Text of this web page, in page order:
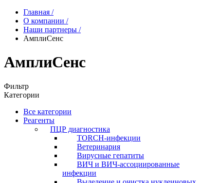
Главная /
О компании /
Наши партнеры /
АмплиСенс
АмплиСенс
Фильтр
Категории
Все категории
Реагенты
ПЦР диагностика
TORCH-инфекции
Ветеринария
Вирусные гепатиты
ВИЧ и ВИЧ-ассоциированные
инфекции